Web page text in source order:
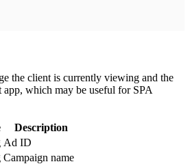
the client is currently viewing and the
which may be useful for SPA
Description
Ad ID
Campaign name